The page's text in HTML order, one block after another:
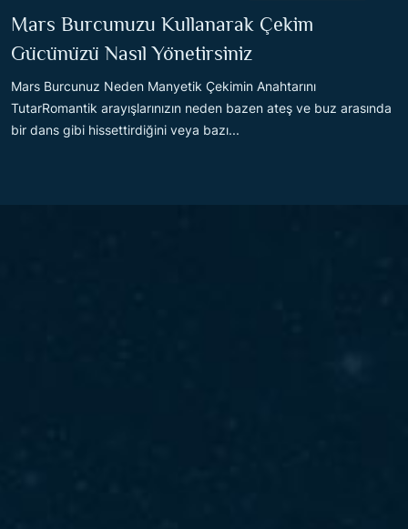
Mars Burcunuzu Kullanarak Çekim
Gücünüzü Nasıl Yönetirsiniz
Mars Burcunuz Neden Manyetik Çekimin Anahtarını
TutarRomantik arayışlarınızın neden bazen ateş ve buz arasında
bir dans gibi hissettirdiğini veya bazı...